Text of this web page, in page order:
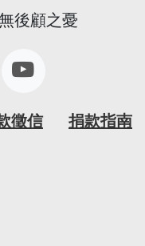
後顧之憂
徵信 捐款指南